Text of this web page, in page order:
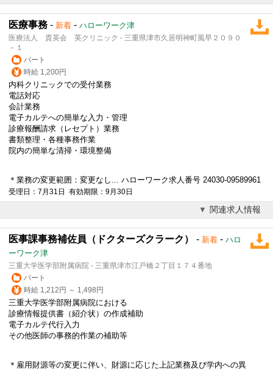
医療事務 - 新着 - ハローワーク津
医療法人 貴英会 英クリニック - 三重県津市久居明神町風早２０９０
－１
パート
時給 1,200円
内科クリニックでの受付業務
電話対応
会計業務
電子カルテへの簡単な入力・管理
診療報酬請求（レセプト）業務
書類整理・各種事務作業
院内の簡単な清掃・環境整備
＊業務の変更範囲：変更なし... ハローワーク求人番号 24030-09589961
受理日：7月31日 有効期限：9月30日
関連求人情報
医事課事務補佐員（ドクターズクラーク） - 新着 - ハロ
ーワーク津
三重大学医学部附属病院 - 三重県津市江戸橋２丁目１７４番地
パート
時給 1,212円 ～ 1,498円
三重大学医学部附属病院における
診療情報提供書（紹介状）の作成補助
電子カルテ代行入力
その他医師の事務的作業の補助等
＊雇用財源等の変更に伴い、財源に応じた上記業務及び学内への異